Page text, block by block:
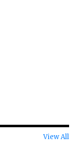
View All